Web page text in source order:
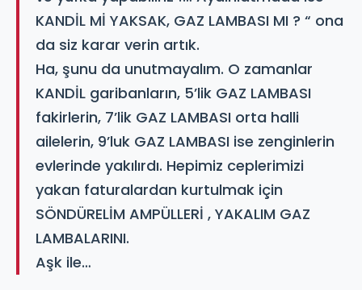
KANDİL Mİ YAKSAK, GAZ LAMBASI MI ? “ ona
da siz karar verin artık.
Ha, şunu da unutmayalım. O zamanlar
KANDİL garibanların, 5’lik GAZ LAMBASI
fakirlerin, 7’lik GAZ LAMBASI orta halli
ailelerin, 9’luk GAZ LAMBASI ise zenginlerin
evlerinde yakılırdı. Hepimiz ceplerimizi
yakan faturalardan kurtulmak için
SÖNDÜRELİM AMPÜLLERİ , YAKALIM GAZ
LAMBALARINI.
Aşk ile…